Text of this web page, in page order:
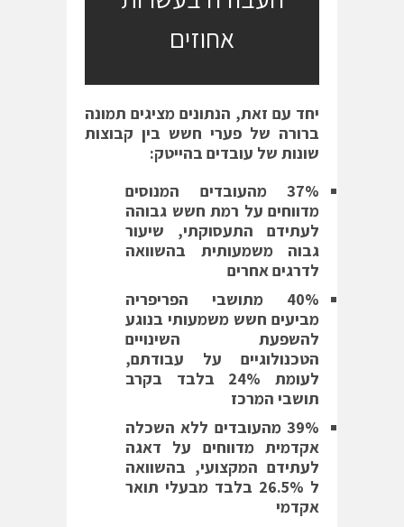
אחוזים
יחד עם זאת, הנתונים מציגים תמונה
ברורה של פערי חשש בין קבוצות
שונות של עובדים בהייטק:
37%
מהעובדים המנוסים
מדווחים על רמת חשש גבוהה
לעתידם התעסוקתי, שיעור
גבוה משמעותית בהשוואה
לדרגים אחרים
40%
מתושבי הפריפריה
מביעים חשש משמעותי בנוגע
להשפעת השינויים
הטכנולוגיים על עבודתם,
לעומת 24% בלבד בקרב
תושבי המרכז
39% מהעובדים ללא השכלה
אקדמית מדווחים על דאגה
לעתידם המקצועי, בהשוואה
ל 26.5% בלבד מבעלי תואר
אקדמי